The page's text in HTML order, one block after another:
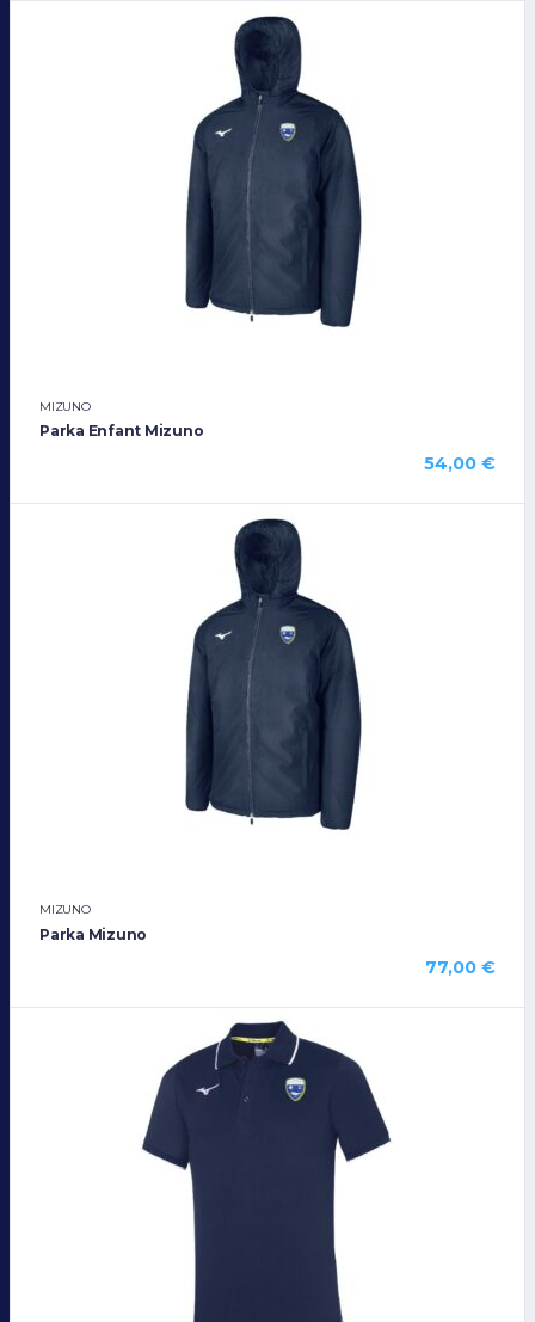
MIZUNO
Parka Enfant Mizuno
54,00 €
MIZUNO
Parka Mizuno
77,00 €